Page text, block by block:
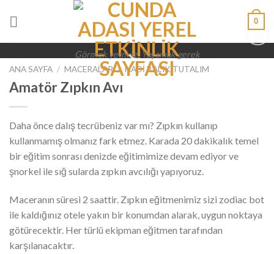
Görmek yetmez, Yaşamak gerek
0
Add to
ANA SAYFA / MACERALAR / HADI BALIK TUTALIM
Amatör Zıpkın Avı
Daha önce dalış tecrübeniz var mı? Zıpkın kullanıp
kullanmamış olmanız fark etmez. Karada 20 dakikalık temel
bir eğitim sonrası denizde eğitimimize devam ediyor ve
şnorkel ile sığ sularda zıpkın avcılığı yapıyoruz.
Maceranın süresi 2 saattir. Zıpkın eğitmenimiz sizi zodiac bot
ile kaldığınız otele yakın bir konumdan alarak, uygun noktaya
götürecektir. Her türlü ekipman eğitmen tarafından
karşılanacaktır.